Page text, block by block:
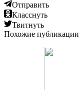
Отправить
Класснуть
Твитнуть
Похожие публикации